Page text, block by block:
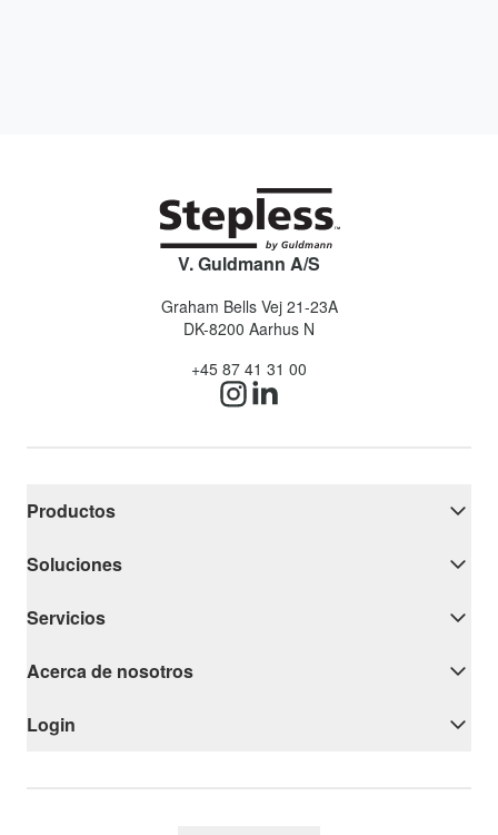
V. Guldmann A/S
Graham Bells Vej 21-23A
DK-8200 Aarhus N
+45 87 41 31 00
Productos
Soluciones
Servicios
Acerca de nosotros
Login